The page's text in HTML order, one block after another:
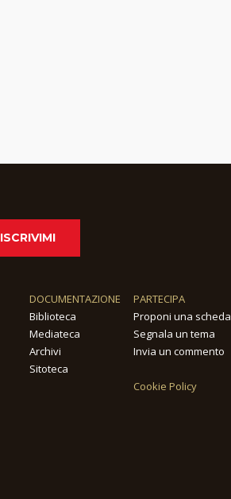
ISCRIVIMI
DOCUMENTAZIONE
Biblioteca
Mediateca
Archivi
Sitoteca
PARTECIPA
Proponi una scheda
Segnala un tema
Invia un commento
Cookie Policy